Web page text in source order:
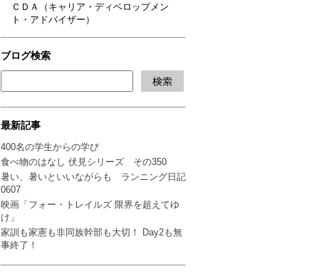
ＣＤＡ（キャリア・ディベロップメン
ト・アドバイザー）
ブログ検索
最新記事
400名の学生からの学び
食べ物のはなし 伏見シリーズ その350
暑い、暑いといいながらも ランニング日記
0607
映画「フォー・トレイルズ 限界を超えてゆ
け」
家訓も家憲も非同族幹部も大切！ Day2も無
事終了！